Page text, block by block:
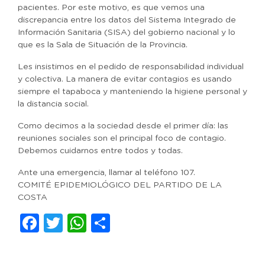
pacientes. Por este motivo, es que vemos una
discrepancia entre los datos del Sistema Integrado de
Información Sanitaria (SISA) del gobierno nacional y lo
que es la Sala de Situación de la Provincia.
Les insistimos en el pedido de responsabilidad individual
y colectiva. La manera de evitar contagios es usando
siempre el tapaboca y manteniendo la higiene personal y
la distancia social.
Como decimos a la sociedad desde el primer día: las
reuniones sociales son el principal foco de contagio.
Debemos cuidarnos entre todos y todas.
Ante una emergencia, llamar al teléfono 107.
COMITÉ EPIDEMIOLÓGICO DEL PARTIDO DE LA
COSTA
Facebook
TwitterWhatsApp